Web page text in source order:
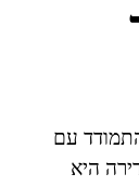
עם
היא